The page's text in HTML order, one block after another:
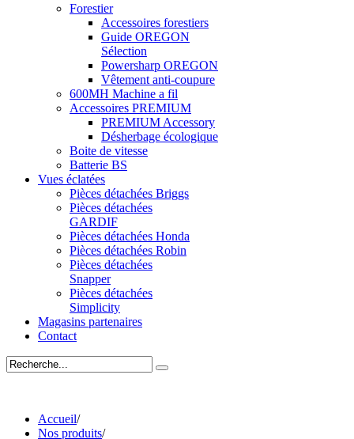
Forestier
Accessoires forestiers
Guide OREGON
Sélection
Powersharp OREGON
Vêtement anti-coupure
600MH Machine a fil
Accessoires PREMIUM
PREMIUM Accessory
Désherbage écologique
Boite de vitesse
Batterie BS
Vues éclatées
Pièces détachées Briggs
Pièces détachées
GARDIF
Pièces détachées Honda
Pièces détachées Robin
Pièces détachées
Snapper
Pièces détachées
Simplicity
Magasins partenaires
Contact
Accueil/
Nos produits/